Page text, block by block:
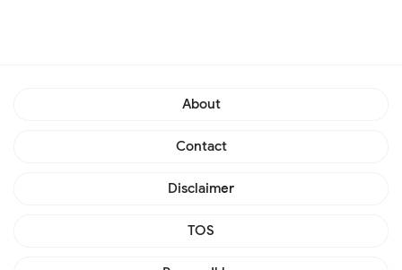
About
Contact
Disclaimer
TOS